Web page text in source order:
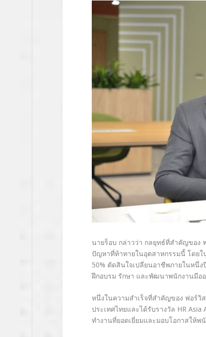
นายร็อบ กล่าวว่า กลยุทธ์ที่สำคัญของ
ปัญหาที่ท้าทายในอุตสาหกรรมนี้ โดย
50% ตัดสินใจเปลี่ยนอาชีพภายในหนึ่
ฝึกอบรม รักษา และพัฒนาพนักงานมือ
หนึ่งในความสำเร็จที่สำคัญของ ฟอร์วิ
ประเทศไทยและได้รับรางวัล HR
ทำงานที่ยอดเยี่ยมและมอบโอกาสให้